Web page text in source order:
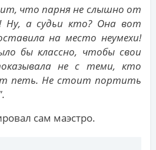
что парня не слышно от
Ну, а судьи кто? Она вот
на место неумехи!
бы классно, чтобы свои
не с теми, кто
петь. Не стоит портить
сам маэстро.